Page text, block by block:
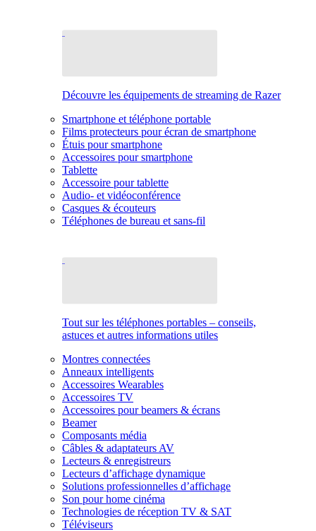
Découvre les équipements de streaming de Razer
Smartphone et téléphone portable
Films protecteurs pour écran de smartphone
Étuis pour smartphone
Accessoires pour smartphone
Tablette
Accessoire pour tablette
Audio- et vidéoconférence
Casques & écouteurs
Téléphones de bureau et sans-fil
Tout sur les téléphones portables – conseils,
astuces et autres informations utiles
Montres connectées
Anneaux intelligents
Accessoires Wearables
Accessoires TV
Accessoires pour beamers & écrans
Beamer
Composants média
Câbles & adaptateurs AV
Lecteurs & enregistreurs
Lecteurs d’affichage dynamique
Solutions professionnelles d’affichage
Son pour home cinéma
Technologies de réception TV & SAT
Téléviseurs